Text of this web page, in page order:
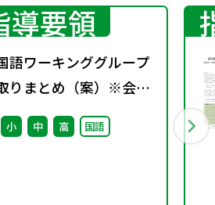
導要領
語ワーキンググループ
りまとめ（案）※会議
後修正
小 中 高 国語